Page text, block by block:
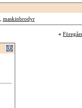
maskinbrodyr
«